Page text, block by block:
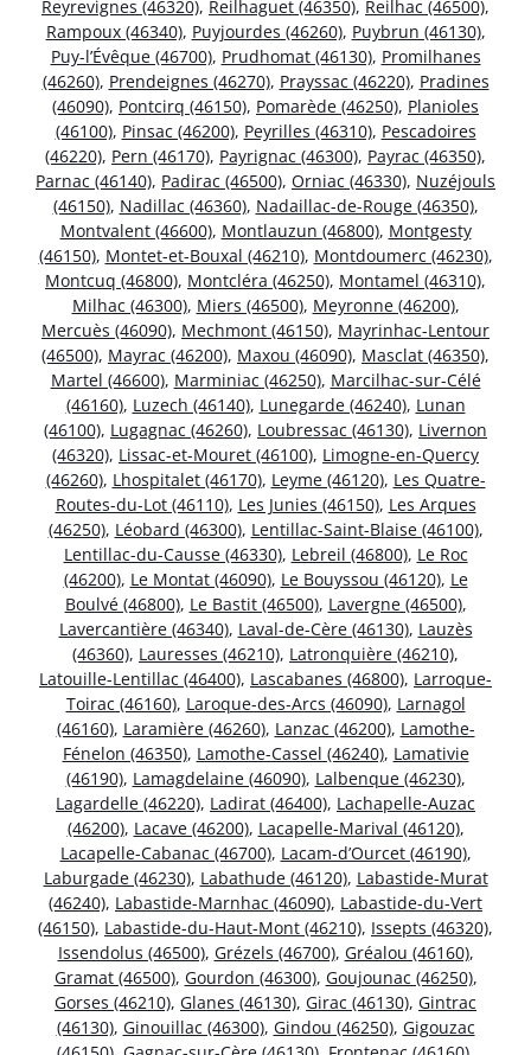
Reyrevignes (46320), Reilhaguet (46350), Reilhac (46500),
Rampoux (46340), Puyjourdes (46260), Puybrun (46130),
Puy-l’Évêque (46700), Prudhomat (46130), Promilhanes
(46260), Prendeignes (46270), Prayssac (46220), Pradines
(46090), Pontcirq (46150), Pomarède (46250), Planioles
(46100), Pinsac (46200), Peyrilles (46310), Pescadoires
(46220), Pern (46170), Payrignac (46300), Payrac (46350),
Parnac (46140), Padirac (46500), Orniac (46330), Nuzéjouls
(46150), Nadillac (46360), Nadaillac-de-Rouge (46350),
Montvalent (46600), Montlauzun (46800), Montgesty
(46150), Montet-et-Bouxal (46210), Montdoumerc (46230),
Montcuq (46800), Montcléra (46250), Montamel (46310),
Milhac (46300), Miers (46500), Meyronne (46200),
Mercuès (46090), Mechmont (46150), Mayrinhac-Lentour
(46500), Mayrac (46200), Maxou (46090), Masclat (46350),
Martel (46600), Marminiac (46250), Marcilhac-sur-Célé
(46160), Luzech (46140), Lunegarde (46240), Lunan
(46100), Lugagnac (46260), Loubressac (46130), Livernon
(46320), Lissac-et-Mouret (46100), Limogne-en-Quercy
(46260), Lhospitalet (46170), Leyme (46120), Les Quatre-
Routes-du-Lot (46110), Les Junies (46150), Les Arques
(46250), Léobard (46300), Lentillac-Saint-Blaise (46100),
Lentillac-du-Causse (46330), Lebreil (46800), Le Roc
(46200), Le Montat (46090), Le Bouyssou (46120), Le
Boulvé (46800), Le Bastit (46500), Lavergne (46500),
Lavercantière (46340), Laval-de-Cère (46130), Lauzès
(46360), Lauresses (46210), Latronquière (46210),
Latouille-Lentillac (46400), Lascabanes (46800), Larroque-
Toirac (46160), Laroque-des-Arcs (46090), Larnagol
(46160), Laramière (46260), Lanzac (46200), Lamothe-
Fénelon (46350), Lamothe-Cassel (46240), Lamativie
(46190), Lamagdelaine (46090), Lalbenque (46230),
Lagardelle (46220), Ladirat (46400), Lachapelle-Auzac
(46200), Lacave (46200), Lacapelle-Marival (46120),
Lacapelle-Cabanac (46700), Lacam-d’Ourcet (46190),
Laburgade (46230), Labathude (46120), Labastide-Murat
(46240), Labastide-Marnhac (46090), Labastide-du-Vert
(46150), Labastide-du-Haut-Mont (46210), Issepts (46320),
Issendolus (46500), Grézels (46700), Gréalou (46160),
Gramat (46500), Gourdon (46300), Goujounac (46250),
Gorses (46210), Glanes (46130), Girac (46130), Gintrac
(46130), Ginouillac (46300), Gindou (46250), Gigouzac